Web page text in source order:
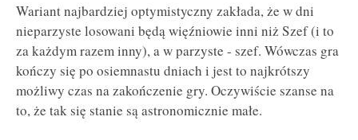
Wariant najbardziej optymistyczny zakłada, że w dni
nieparzyste losowani będą więźniowie inni niż Szef (i to
za każdym razem inny), a w parzyste - szef. Wówczas gra
kończy się po osiemnastu dniach i jest to najkrótszy
możliwy czas na zakończenie gry. Oczywiście szanse na
to, że tak się stanie są astronomicznie małe.